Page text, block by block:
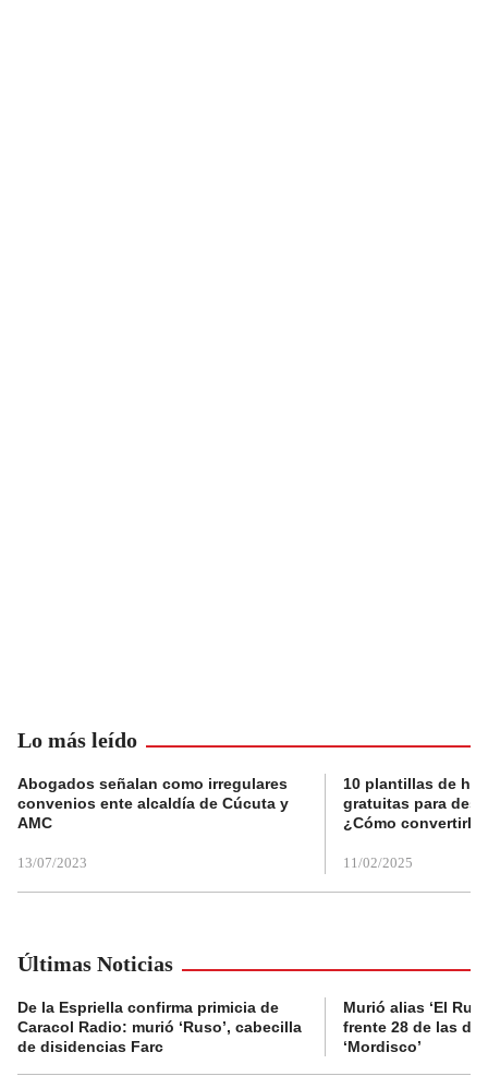
Lo más leído
Abogados señalan como irregulares
convenios ente alcaldía de Cúcuta y
AMC
13/07/2023
10 plantillas de
gratuitas para
¿Cómo convertirla
11/02/2025
Últimas Noticias
De la Espriella confirma primicia de
Caracol Radio: murió ‘Ruso’, cabecilla
de disidencias Farc
Murió alias ‘El
frente 28 de las
‘Mordisco’